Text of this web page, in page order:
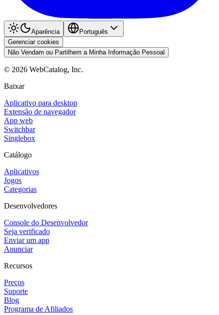
Aparência
Português
Gerenciar cookies
Não Vendam ou Partilhem a Minha Informação Pessoal
© 2026 WebCatalog, Inc.
Baixar
Aplicativo para desktop
Extensão de navegador
App web
Switchbar
Singlebox
Catálogo
Aplicativos
Jogos
Categorias
Desenvolvedores
Console do Desenvolvedor
Seja verificado
Enviar um app
Anunciar
Recursos
Preços
Suporte
Blog
Programa de Afiliados